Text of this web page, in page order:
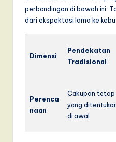
perbandingan di bawah ini.
dari ekspektasi lama ke
Dimensi
Pendekatan
Tradisional
Perenca
naan
Cakupan tetap
yang
di awal